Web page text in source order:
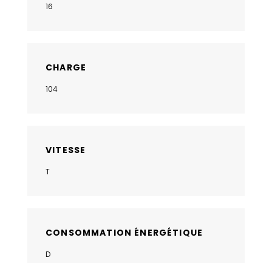
16
CHARGE
104
VITESSE
T
CONSOMMATION ÉNERGÉTIQUE
D